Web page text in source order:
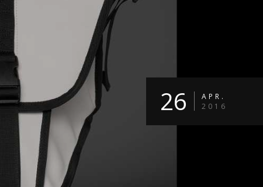
26
APR.
2016